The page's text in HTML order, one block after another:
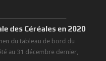
des Céréales en 2020
du tableau de bord du
au 31 décembre dernier,